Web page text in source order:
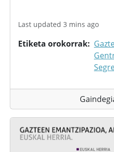
Last updated 3 mins ago
Etiketa orokorrak